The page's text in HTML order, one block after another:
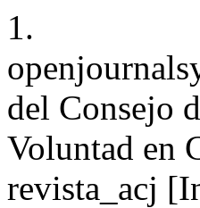
1.
del Consejo
Voluntad en
revista_acj